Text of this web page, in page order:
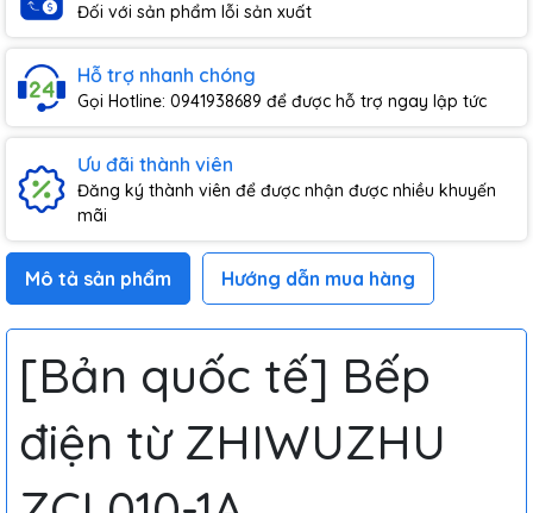
Đối với sản phẩm lỗi sản xuất
Hỗ trợ nhanh chóng
Gọi Hotline: 0941938689 để được hỗ trợ ngay lập tức
Ưu đãi thành viên
Đăng ký thành viên để được nhận được nhiều khuyến
mãi
Mô tả sản phẩm Hướng dẫn mua hàng
[Bản quốc tế] Bếp
điện từ ZHIWUZHU